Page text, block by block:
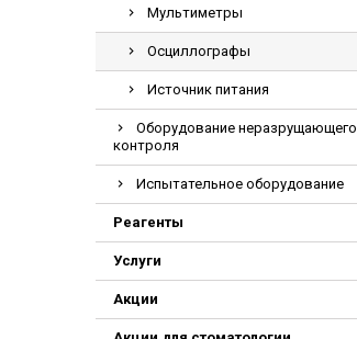
Мультиметры
Осциллографы
Источник питания
Оборудование неразрущающего
контроля
Испытательное оборудование
Реагенты
Услуги
Акции